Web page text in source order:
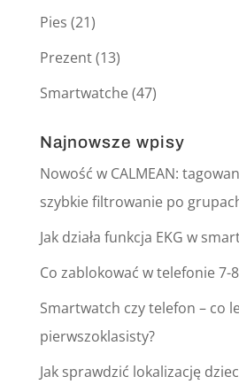
Pies (21)
Prezent(13)
Smartwatche(47)
Najnowsze wpisy
Nowość w CALMEAN:
szybkie filtrowanie po
Jak działa funkcja EKG w
Co zablokować w telefonie 7-
Smartwatch czy telefon – co
pierwszoklasisty?
Jak sprawdzić lokalizację